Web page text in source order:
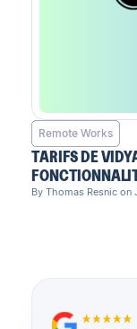
Remote Works
TARIFS DE
By Thomas Resnic on